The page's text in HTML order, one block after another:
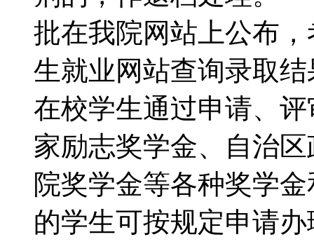
批在我院网站上公布
生就业网站查询录
在校学生通过申请、
家励志奖学金、自治
院奖学金等各种奖学
的学生可按规定申请